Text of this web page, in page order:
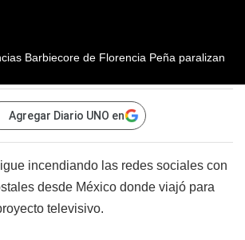
Barbiecore de Florencia Peña paralizan
Agregar Diario UNO en
incendiando las redes sociales con
desde México donde viajó para
televisivo.